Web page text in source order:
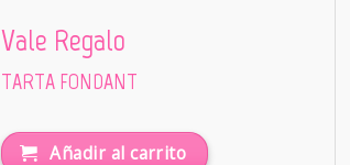
Vale Regalo
TARTA FONDANT
Añadir al carrito